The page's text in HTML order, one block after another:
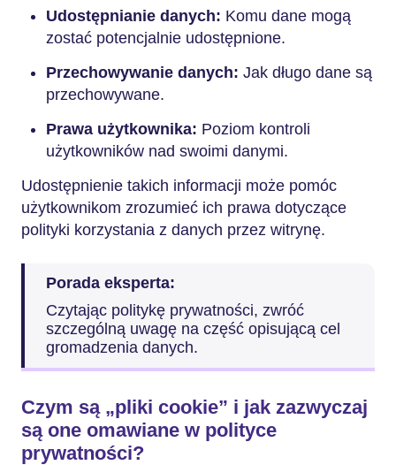
Udostępnianie danych: Komu dane mogą
zostać potencjalnie udostępnione.
Przechowywanie danych: Jak długo dane są
przechowywane.
Prawa użytkownika: Poziom kontroli
użytkowników nad swoimi danymi.
Udostępnienie takich informacji może pomóc
użytkownikom zrozumieć ich prawa dotyczące
polityki korzystania z danych przez witrynę.
Porada eksperta:
Czytając politykę prywatności, zwróć
szczególną uwagę na część opisującą cel
gromadzenia danych.
Czym są „pliki cookie” i jak zazwyczaj
są one omawiane w polityce
prywatności?